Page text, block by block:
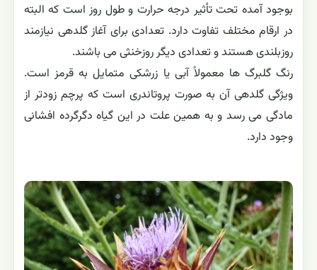
بوجود آمده تحت تأثیر درجه حرارت و طول روز است که البته
در ارقام مختلف تفاوت دارد. تعدادی برای آغاز گلدهی نیازمند
روزبلندی هستند و تعدادی دیگر روزخنثی می باشند.
رنگ گلبرگ ها معمولاً آبی یا زرشکی متمایل به قرمز است.
ویژگی گلدهی آن به صورت پروتاندری است که پرچم زودتر از
مادگی می رسد و به همین علت در این گیاه دگرگرده افشانی
وجود دارد.